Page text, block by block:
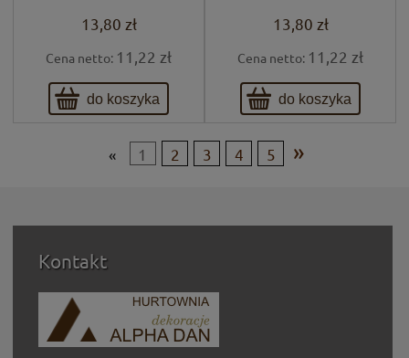
13,80 zł
Cena netto: 11,22 zł
do koszyka
13,80 zł
Cena netto: 11,22 zł
do koszyka
« 1 2 3 4 5 »
Kontakt